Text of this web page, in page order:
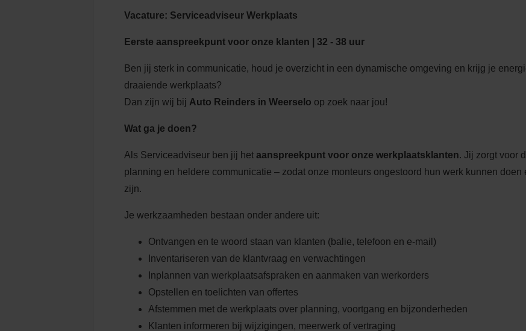
Vacature: Serviceadviseur Werkplaats
Eerste aanspreekpunt voor onze klanten | 32 - 38 uur
Ben jij sterk in communicatie, houd je overzicht in een dynamische omgeving en krijg je
draaiende werkplaats?
Dan zijn wij bij Auto Reinders in Weerselo op zoek naar jou!
Wat ga je doen?
Als Serviceadviseur ben jij het aanspreekpunt voor onze werkplaatsklanten. Jij zorgt voor
planning en heldere communicatie – zodat onze monteurs ongestoord hun werk kunnen
zijn.
Je werkzaamheden bestaan onder andere uit:
Ontvangen en te woord staan van klanten (balie, telefoon en e-mail)
Inventariseren van de klantvraag en verwachtingen
Inplannen van werkplaatsafspraken en aanmaken van werkorders
Opstellen en toelichten van offertes
Afstemmen met de werkplaats over planning, voortgang en bijzonderheden
Klanten informeren bij wijzigingen, meerwerk of vertraging